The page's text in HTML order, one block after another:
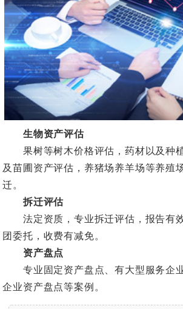
生物资产评估
果树等树木价格评估，药材以及种
及苗圃资产评估，养猪场养羊场等养殖
迁。
拆迁评估
法定资质，专业拆迁评估，报告有
团委托，收费有减免。
资产盘点
专业固定资产盘点、有大型服务企
企业资产盘点等案例。